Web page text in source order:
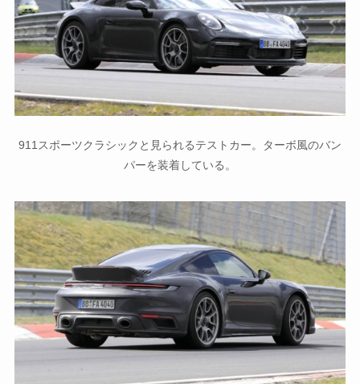
911スポーツクラシックと見られるテストカー。ターボ風のバン
パーを装着している。